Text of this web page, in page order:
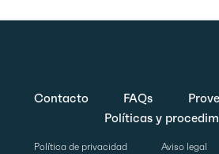
Contacto FAQs
Políticas y
Política de privacidad Aviso legal